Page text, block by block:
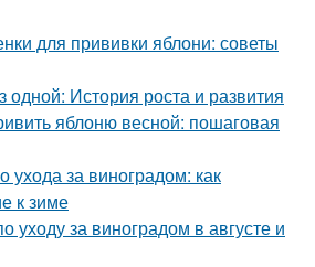
для прививки яблони: советы
одной: История роста и развития
яблоню весной: пошаговая
ухода за виноградом: как
к зиме
уходу за виноградом в августе и